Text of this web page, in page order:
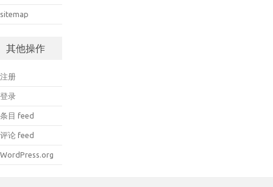
sitemap
其他操作
注册
登录
条目 feed
评论 feed
WordPress.org